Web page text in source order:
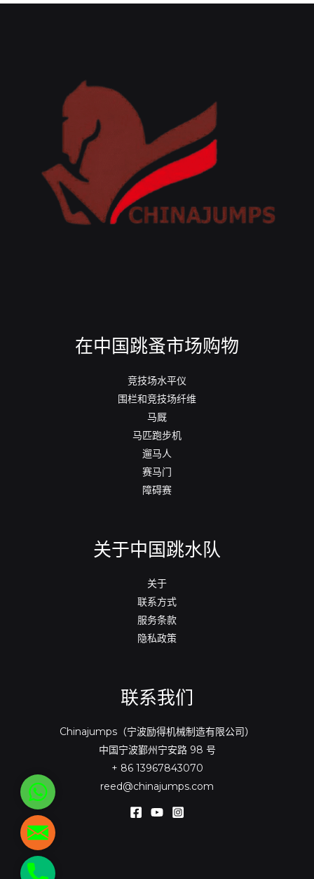
l
在中国跳蚤市场购物
竞技场水平仪
围栏和竞技场纤维
马厩
马匹跑步机
遛马人
赛马门
障碍赛
关于中国跳水队
关于
联系方式
服务条款
隐私政策
联系我们
Chinajumps（宁波励得机械制造有限公司）
中国宁波鄞州宁安路 98 号
+ 86 13967843070
reed@chinajumps.com
WhatsApp
reed@chinajumps.com
+86